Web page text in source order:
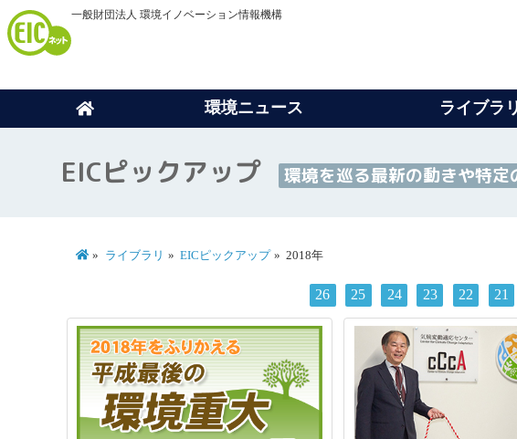
一般財団法人 環境イノベーション情報機構
環境ニュース ライブラリ
EICピックアップ 環境を巡る最新の動きや特定
ライブラリ EICピックアップ 2018年
26 25 24 23 22 21